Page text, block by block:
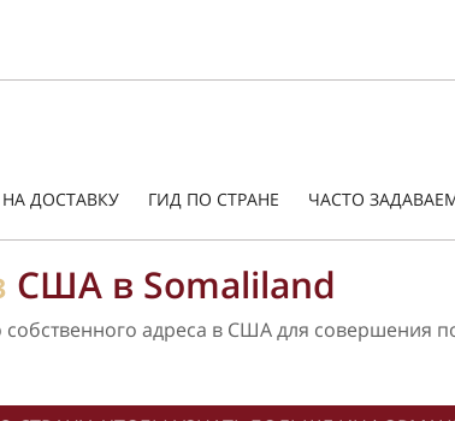
ДОСТАВКУ ГИД ПО СТРАНЕ ЧАСТО
США в Somaliland
адреса в США для совершения